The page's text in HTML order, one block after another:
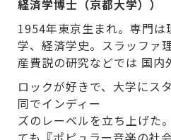
経済学博士（京都大学））
1954年東京生まれ。専門は
学、経済学史。スラッファ
産費説の研究などでは 国内
ロックが好きで、大学にス
同でインディー
ズのレーベルを立ち上げた